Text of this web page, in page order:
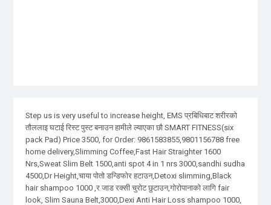
Step us is very useful to increase height, EMS प्रबिधिबाट शरीरको
तौललाइ घटाई रिस्ट पुस्ट बनाउन हामीले ल्याएका छौ SMART FITNESS(six
pack Pad) Price 3500, for Order: 9861583855,9801156788 free
home delivery,Slimming Coffee,Fast Hair Straighter 1600
Nrs,Sweat Slim Belt 1500,anti spot 4 in 1 nrs 3000,sandhi sudha
4500,Dr Height,चाया पोतो डन्डिफोर हटाउन,Detoxi slimming,Black
hair shampoo 1000 ,र जाड रक्सी चुरोट छुटाउन,गोरोपानाको लागि fair
look, Slim Sauna Belt,3000,Dexi Anti Hair Loss shampoo 1000,